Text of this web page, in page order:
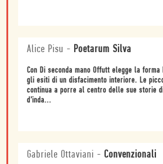
Alice Pisu - Poetarum Silva
Con Di seconda mano Offutt elegge la
gli esiti di un disfacimento interiore. Le
continua a porre al centro delle sue storie
d’inda...
Gabriele Ottaviani - Convenzionali